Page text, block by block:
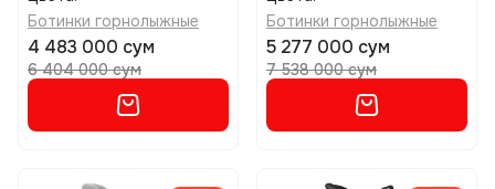
Ботинки горнолыжные
4 483 000 сум
6 404 000 сум
Ботинки горнолыжные
5 277 000 сум
7 538 000 сум